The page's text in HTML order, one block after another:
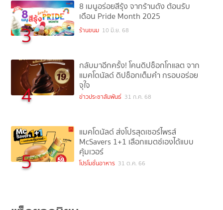
3
8 เมนูอร่อยสีรุ้ง จากร้านดัง ต้อนรับ
เดือน Pride Month 2025
ร้านขนม 10 มิ.ย. 68
4
กลับมาอีกครั้ง! โคนดิปช็อกโกแลต จาก
แมคโดนัลด์ ดิปช็อกเต็มคำ กรอบอร่อย
จุใจ
ข่าวประชาสัมพันธ์ 31 ก.ค. 68
5
แมคโดนัลด์ ส่งโปรสุดเซอร์ไพรส์
McSavers 1+1 เลือกแมตช์เองได้แบบ
คุ้มเวอร์
โปรโมชั่นอาหาร 31 ต.ค. 66